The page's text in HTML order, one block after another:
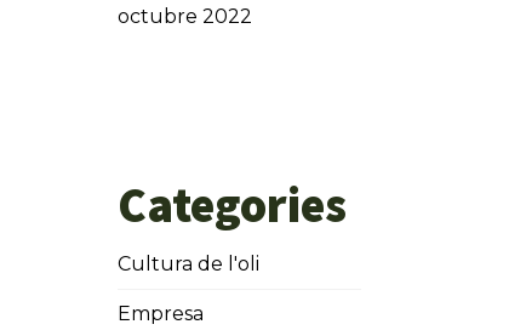
octubre 2022
Categories
Cultura de l'oli
Empresa